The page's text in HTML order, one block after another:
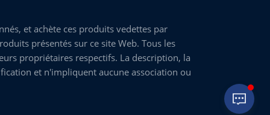
et achète ces produits vedettes par
présentés sur ce site Web. Tous les
propriétaires respectifs. La description, la
et n'impliquent aucune association ou